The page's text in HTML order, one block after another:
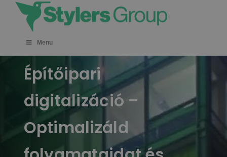
Skip
content
Menu
Építőipari
digitalizáció –
Optimalizáld